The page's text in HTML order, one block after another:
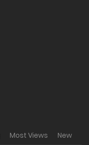
Most Views New